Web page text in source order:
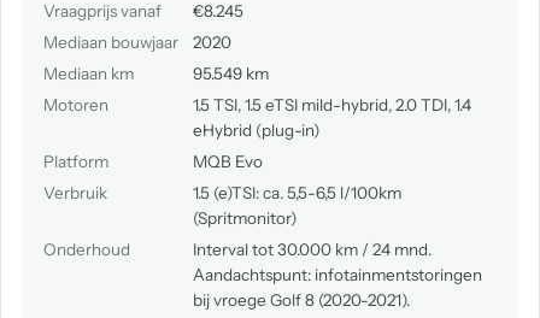
Vraagprijs vanaf
€8.245
Mediaan bouwjaar
2020
Mediaan km
95.549 km
Motoren
1.5 TSI, 1.5 eTSI mild-hybrid, 2.0 TDI, 1.4
eHybrid (plug-in)
Platform
MQB Evo
Verbruik
1.5 (e)TSI: ca. 5,5-6,5 l/100km
(Spritmonitor)
Onderhoud
Interval tot 30.000 km / 24 mnd.
Aandachtspunt: infotainmentstoringen
bij vroege Golf 8 (2020-2021).